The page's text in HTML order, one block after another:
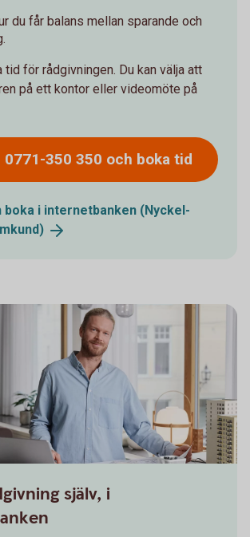
du får balans mellan sparande och
tid för rådgivningen. Du kan välja att
på ett kontor eller videomöte på
0771-350 350 och boka tid
boka i internetbanken (Nyckel-
själv, i